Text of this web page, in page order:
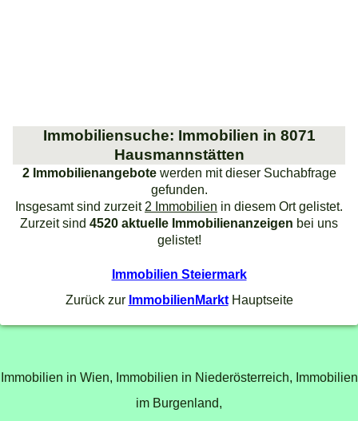
Immobiliensuche: Immobilien in 8071
Hausmannstätten
2 Immobilienangebotewerden mit dieser Suchabfrage
gefunden.
Insgesamt sind zurzeit 2 Immobilien in diesem Ort gelistet.
Zurzeit sind 4520 aktuelle Immobilienanzeigen bei uns
gelistet!
Immobilien Steiermark
Zurück zur ImmobilienMarktHauptseite
Immobilien in Wien, Immobilien in Niederösterreich, Immobilien
im Burgenland,